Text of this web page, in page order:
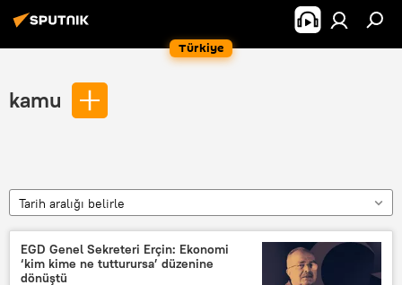
Türkiye
kamu
Tarih aralığı belirle
EGD Genel Sekreteri Erçin: Ekonomi
‘kim kime ne tutturursa’ düzenine
dönüştü